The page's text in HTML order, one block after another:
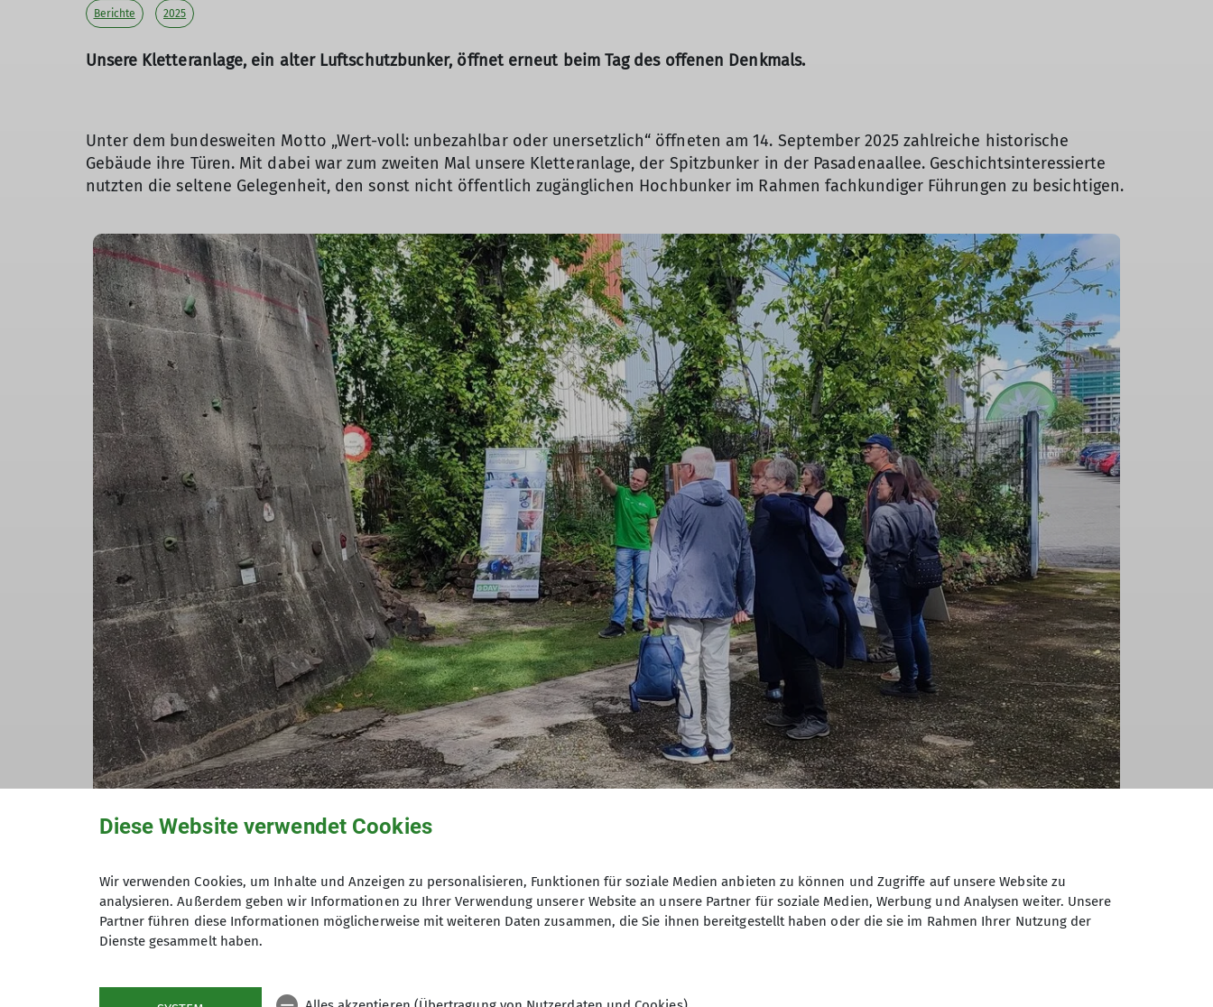
Berichte 2025
Unsere Kletteranlage, ein alter Luftschutzbunker, öffnet erneut beim Tag des offenen Denkmals.
Unter dem bundesweiten Motto „Wert-voll: unbezahlbar oder unersetzlich“ öffneten am 14. September 2025 zahlreiche historische
Gebäude ihre Türen. Mit dabei war zum zweiten Mal unsere Kletteranlage, der Spitzbunker in der Pasadenaallee. Geschichtsinteressierte
nutzten die seltene Gelegenheit, den sonst nicht öffentlich zugänglichen Hochbunker im Rahmen fachkundiger Führungen zu besichtigen.
Bei sonnigem, angenehmem Wetter lockte die Veranstaltung über 300 Besucher an – mehr als doppelt so viele wie im Vorjahr. Besonders
gefragt waren die Führungen der drei Bunkerexperten Michael, Thomas und Nils, die den Gästen zwischen 11 und 17 Uhr durchgängig
spannende Einblicke in Architektur, Geschichte und Nutzung des markanten Bauwerks boten.
Diese Website verwendet Cookies
Wir verwenden Cookies, um Inhalte und Anzeigen zu personalisieren, Funktionen für soziale Medien anbieten zu können und Zugriffe auf unsere Website zu
analysieren. Außerdem geben wir Informationen zu Ihrer Verwendung unserer Website an unsere Partner für soziale Medien, Werbung und Analysen weiter. Unsere
Partner führen diese Informationen möglicherweise mit weiteren Daten zusammen, die Sie ihnen bereitgestellt haben oder die sie im Rahmen Ihrer Nutzung der
Dienste gesammelt haben.